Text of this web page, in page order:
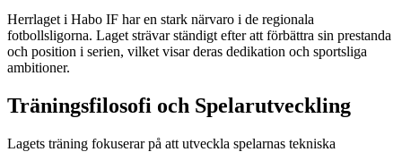
Herrlaget i Habo IF har en stark närvaro i de regionala
fotbollsligorna. Laget strävar ständigt efter att förbättra sin prestanda
och position i serien, vilket visar deras dedikation och sportsliga
ambitioner.
Träningsfilosofi och Spelarutveckling
Lagets träning fokuserar på att utveckla spelarnas tekniska